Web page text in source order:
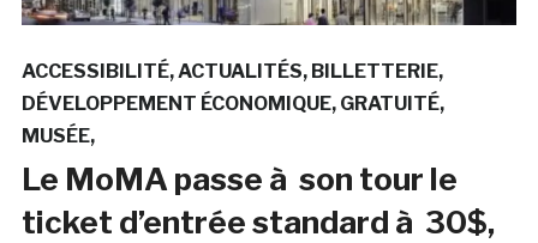
ACCESSIBILITÉ ACTUALITÉS BILLETTERIE
DÉVELOPPEMENT ÉCONOMIQUE GRATUITÉ
MUSÉE
Le MoMA passe à son tour le
ticket d’entrée standard à 30$,